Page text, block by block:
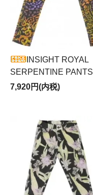
INSIGHT ROYAL
SERPENTINE PANTS
7,920円(内税)